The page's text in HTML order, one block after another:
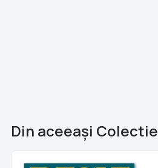
Din aceeaşi Colectie